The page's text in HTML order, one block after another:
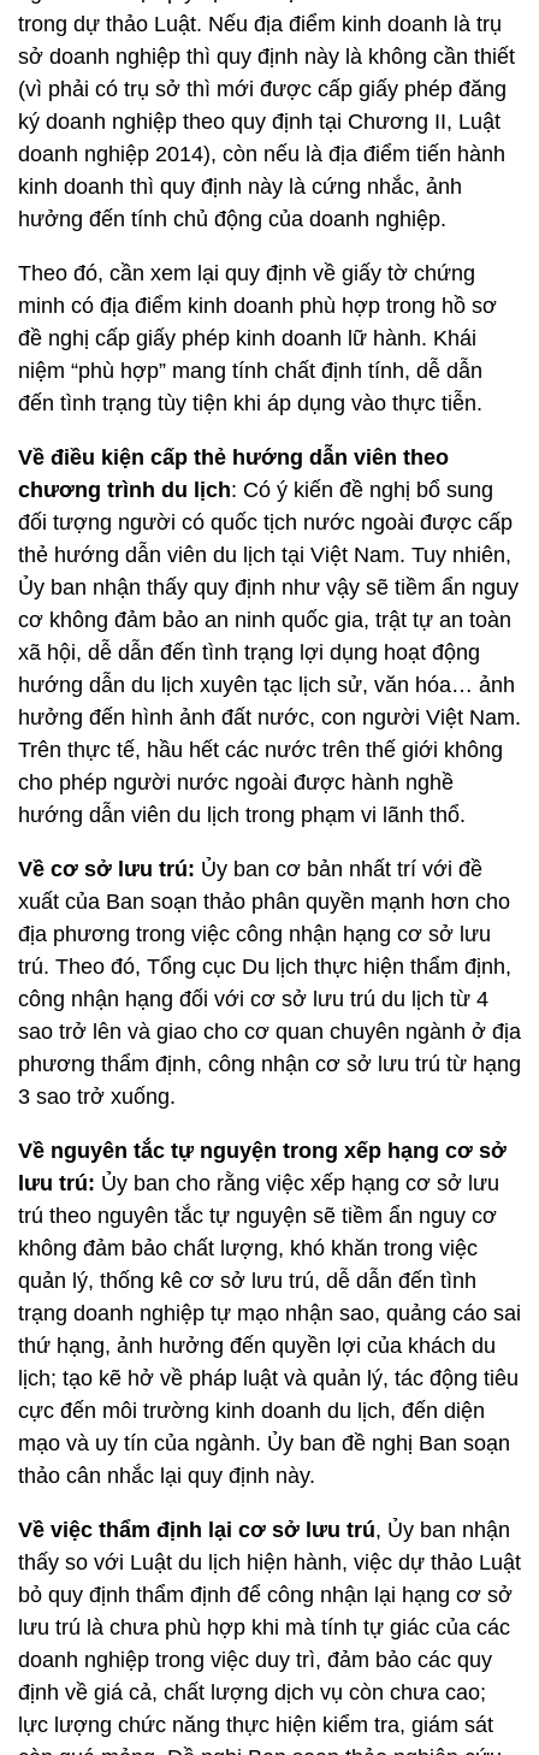
trong dự thảo Luật. Nếu địa điểm kinh doanh là trụ
sở doanh nghiệp thì quy định này là không cần thiết
(vì phải có trụ sở thì mới được cấp giấy phép đăng
ký doanh nghiệp theo quy định tại Chương II, Luật
doanh nghiệp 2014), còn nếu là địa điểm tiến hành
kinh doanh thì quy định này là cứng nhắc, ảnh
hưởng đến tính chủ động của doanh nghiệp.
Theo đó, cần xem lại quy định về giấy tờ chứng
minh có địa điểm kinh doanh phù hợp trong hồ sơ
đề nghị cấp giấy phép kinh doanh lữ hành. Khái
niệm “phù hợp” mang tính chất định tính, dễ dẫn
đến tình trạng tùy tiện khi áp dụng vào thực tiễn.
Về điều kiện cấp thẻ hướng dẫn viên theo
chương trình du lịch: Có ý kiến đề nghị bổ sung
đối tượng người có quốc tịch nước ngoài được cấp
thẻ hướng dẫn viên du lịch tại Việt Nam. Tuy nhiên,
Ủy ban nhận thấy quy định như vậy sẽ tiềm ẩn nguy
cơ không đảm bảo an ninh quốc gia, trật tự an toàn
xã hội, dễ dẫn đến tình trạng lợi dụng hoạt động
hướng dẫn du lịch xuyên tạc lịch sử, văn hóa… ảnh
hưởng đến hình ảnh đất nước, con người Việt Nam.
Trên thực tế, hầu hết các nước trên thế giới không
cho phép người nước ngoài được hành nghề
hướng dẫn viên du lịch trong phạm vi lãnh thổ.
Về cơ sở lưu trú: Ủy ban cơ bản nhất trí với đề
xuất của Ban soạn thảo phân quyền mạnh hơn cho
địa phương trong việc công nhận hạng cơ sở lưu
trú. Theo đó, Tổng cục Du lịch thực hiện thẩm định,
công nhận hạng đối với cơ sở lưu trú du lịch từ 4
sao trở lên và giao cho cơ quan chuyên ngành ở địa
phương thẩm định, công nhận cơ sở lưu trú từ hạng
3 sao trở xuống.
Về nguyên tắc tự nguyện trong xếp hạng cơ sở
lưu trú: Ủy ban cho rằng việc xếp hạng cơ sở lưu
trú theo nguyên tắc tự nguyện sẽ tiềm ẩn nguy cơ
không đảm bảo chất lượng, khó khăn trong việc
quản lý, thống kê cơ sở lưu trú, dễ dẫn đến tình
trạng doanh nghiệp tự mạo nhận sao, quảng cáo sai
thứ hạng, ảnh hưởng đến quyền lợi của khách du
lịch; tạo kẽ hở về pháp luật và quản lý, tác động tiêu
cực đến môi trường kinh doanh du lịch, đến diện
mạo và uy tín của ngành. Ủy ban đề nghị Ban soạn
thảo cân nhắc lại quy định này.
Về việc thẩm định lại cơ sở lưu trú, Ủy ban nhận
thấy so với Luật du lịch hiện hành, việc dự thảo Luật
bỏ quy định thẩm định để công nhận lại hạng cơ sở
lưu trú là chưa phù hợp khi mà tính tự giác của các
doanh nghiệp trong việc duy trì, đảm bảo các quy
định về giá cả, chất lượng dịch vụ còn chưa cao;
lực lượng chức năng thực hiện kiểm tra, giám sát